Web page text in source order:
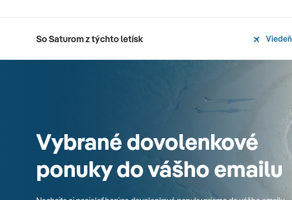
So Saturom z týchto letísk Viedeň
Vybrané dovolenkové
ponuky do vášho emailu